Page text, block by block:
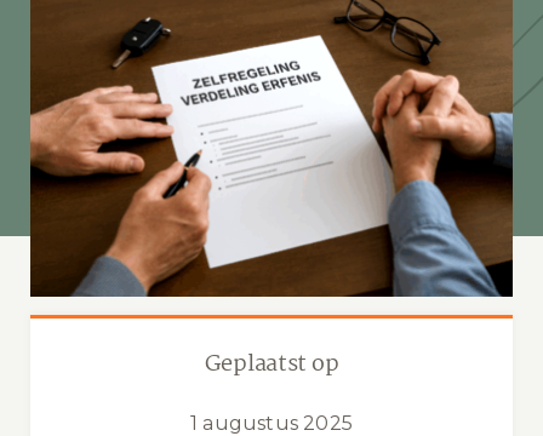
Geplaatst op
1 augustus 2025